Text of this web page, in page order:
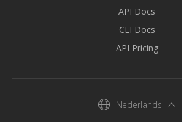
API Docs
CLI Docs
API Pricing
Nederlands